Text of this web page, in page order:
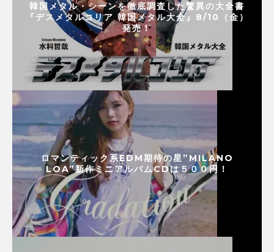
韓国メタル・シーンを徹底調査した驚異の大全書
『デスメタルコリア 韓国メタル大全』8/10（金）
発売！
ロマンティック系EDM期待の星”MILANO
LOA”新作ミニアルバムCDは５００円！